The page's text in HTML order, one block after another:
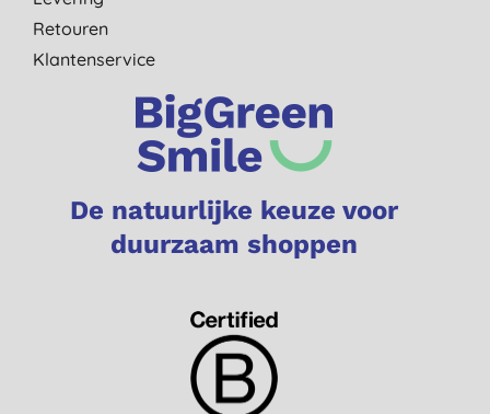
Retouren
Klantenservice
De natuurlijke keuze voor
duurzaam shoppen